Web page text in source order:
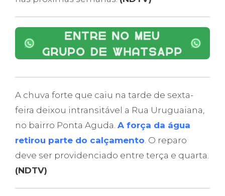
A chuva forte que caiu na tarde de sexta-
feira deixou intransitável a Rua Uruguaiana,
no bairro Ponta Aguda. A força da água
retirou parte do calçamento. O reparo
deve ser providenciado entre terça e quarta.
(NDTV)